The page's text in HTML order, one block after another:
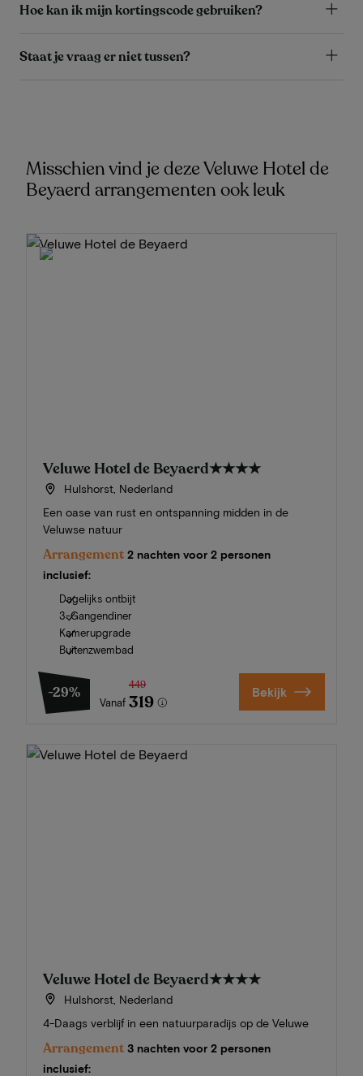
Hoe kan ik mijn kortingscode gebruiken?
Staat je vraag er niet tussen?
Misschien vind je deze Veluwe Hotel de
Beyaerd arrangementen ook leuk
Veluwe Hotel de Beyaerd★★★★
Hulshorst, Nederland
Een oase van rust en ontspanning midden in de
Veluwse natuur
Arrangement 2 nachten voor 2 personen
inclusief:
Dagelijks ontbijt
3-Gangendiner
Kamerupgrade
Buitenzwembad
-29%
Vanaf
449
319 Bekijk
Veluwe Hotel de Beyaerd★★★★
Hulshorst, Nederland
4-Daags verblijf in een natuurparadijs op de Veluwe
Arrangement 3 nachten voor 2 personen
inclusief: